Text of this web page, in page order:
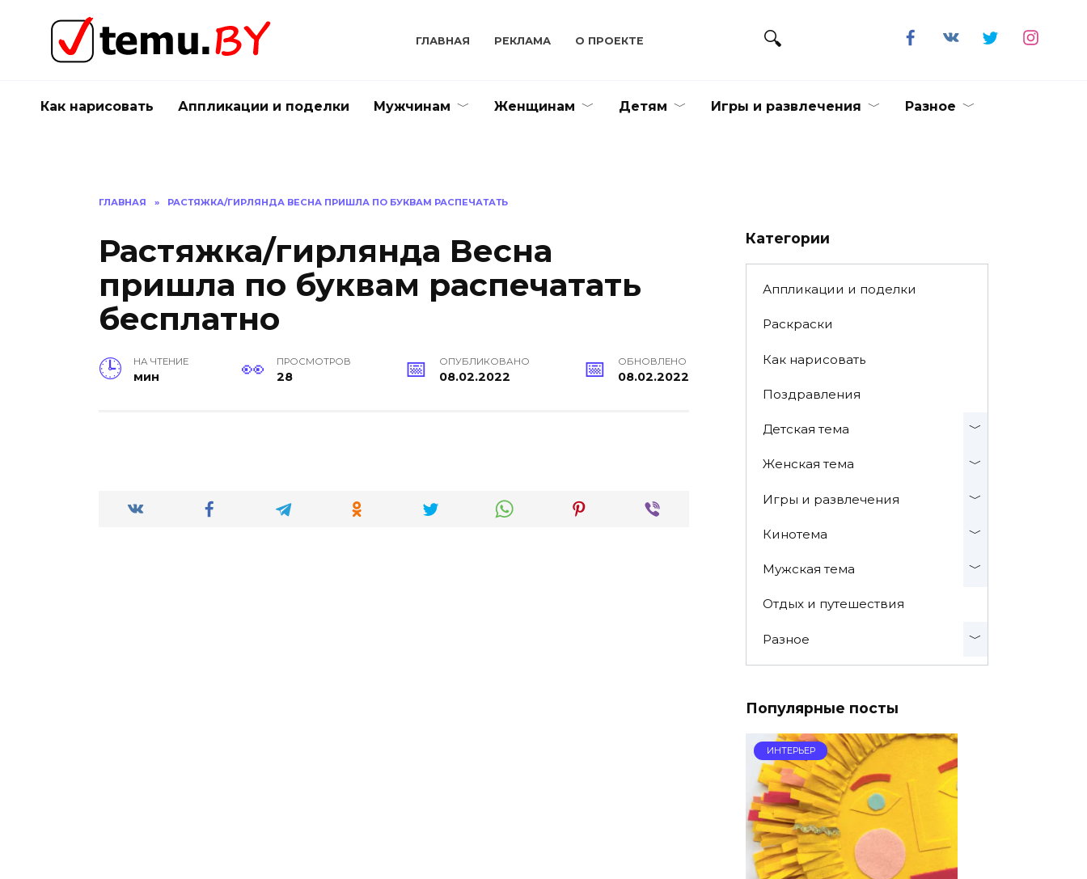
содержанию
ГЛАВНАЯ РЕКЛАМА О ПРОЕКТЕ
Как нарисовать Аппликации и поделки Мужчинам Женщинам Детям Игры и развлечения Разное
ГЛАВНАЯ » РАСТЯЖКА/ГИРЛЯНДА ВЕСНА ПРИШЛА ПО БУКВАМ РАСПЕЧАТАТЬ
Растяжка/гирлянда Весна
пришла по буквам распечатать
бесплатно
НА ЧТЕНИЕ
мин
ПРОСМОТРОВ
28
ОПУБЛИКОВАНО
08.02.2022
ОБНОВЛЕНО
08.02.2022
Категории
Аппликации и поделки
Раскраски
Как нарисовать
Поздравления
Детская тема
Женская тема
Игры и развлечения
Кинотема
Мужская тема
Отдых и путешествия
Разное
Популярные посты
ИНТЕРЬЕР